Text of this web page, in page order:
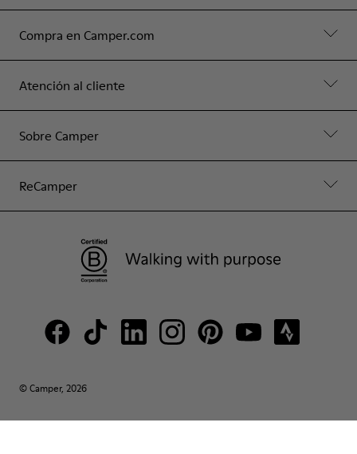
Compra en Camper.com
Atención al cliente
Sobre Camper
ReCamper
© Camper, 2026